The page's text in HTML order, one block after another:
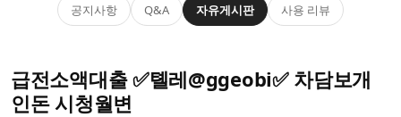
공지사항 Q&A 자유게시판 사용 리뷰
급전소액대출 ✅톌레@ggeobi✅ 차담보개
인돈 시청월변